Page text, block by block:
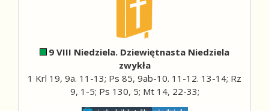
9 VIII Niedziela. Dziewiętnasta Niedziela
zwykła
1 Krl 19, 9a. 11-13; Ps 85, 9ab-10. 11-12. 13-14; Rz
9, 1-5; Ps 130, 5; Mt 14, 22-33;